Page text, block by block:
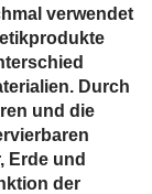
verwendet
Durch
und die
Erde und
der